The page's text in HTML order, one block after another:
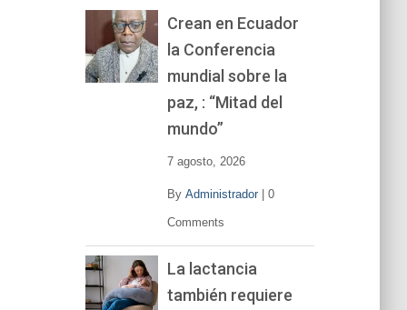
Crean en Ecuador
la Conferencia
mundial sobre la
paz, : “Mitad del
mundo”
7 agosto, 2026
By Administrador| 0
Comments
La lactancia
también requiere